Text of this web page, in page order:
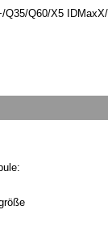
Q60/X5